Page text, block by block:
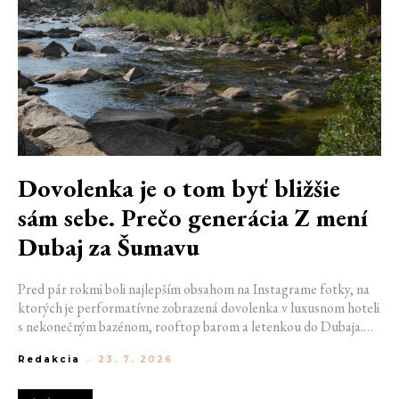
Dovolenka je o tom byť bližšie
sám sebe. Prečo generácia Z mení
Dubaj za Šumavu
Pred pár rokmi boli najlepším obsahom na Instagrame fotky, na
ktorých je performatívne zobrazená dovolenka v luxusnom hoteli
s nekonečným bazénom, rooftop barom a letenkou do Dubaja.
Jizerských horách. Ranné kúpanie v lome. Výlet vlakom na
Redakcia - 23. 7. 2026